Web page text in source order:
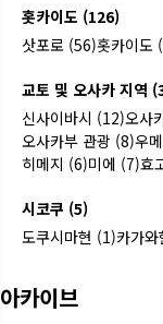
홋카이도 (126)
삿포로 (56)홋카이도
교토 및 오사카 지역
신사이바시 (12)오사
오사카부 관광 (8)우
히메지 (6)미에 (7)효
시코쿠 (5)
도쿠시마현 (1)카가
아카이브